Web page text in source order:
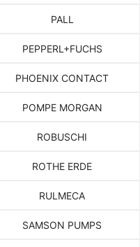
PALL
PEPPERL+FUCHS
PHOENIX CONTACT
POMPE MORGAN
ROBUSCHI
ROTHE ERDE
RULMECA
SAMSON PUMPS